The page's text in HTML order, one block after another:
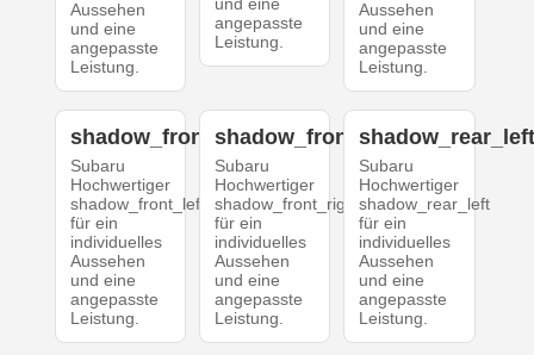
Aussehen
und eine
angepasste
Leistung.
und eine
angepasste
Leistung.
Aussehen
und eine
angepasste
Leistung.
shadow_front_left
Subaru
Hochwertiger
shadow_front_left
für ein
individuelles
Aussehen
und eine
angepasste
Leistung.
shadow_front_right
Subaru
Hochwertiger
shadow_front_right
für ein
individuelles
Aussehen
und eine
angepasste
Leistung.
Subaru
Hochwertiger
shadow_rear_left
für ein
individuelles
Aussehen
und eine
angepasste
Leistung.